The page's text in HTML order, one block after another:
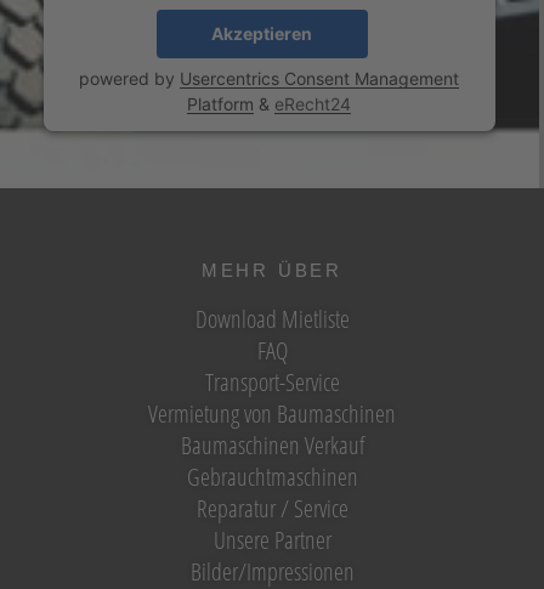
Akzeptieren
powered by Usercentrics Consent Management
Platform & eRecht24
MEHR ÜBER
Download Mietliste
FAQ
Transport-Service
Vermietung von Baumaschinen
Baumaschinen Verkauf
Gebrauchtmaschinen
Reparatur / Service
Unsere Partner
Bilder/Impressionen